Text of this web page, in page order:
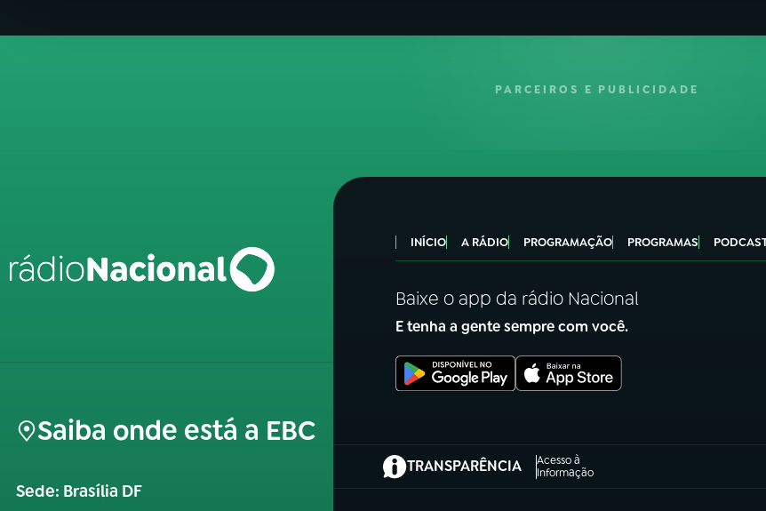
PARCEIROS E PUBLICIDADE
Saiba onde está a EBC
Sede: Brasília DF
INÍCIO A RÁDIO PROGRAMAÇÃO PROGRAMAS
Baixe o app da rádio Nacional
E tenha a gente sempre com você.
TRANSPARÊNCIA
Acesso à
Informação
(abre em nova aba)